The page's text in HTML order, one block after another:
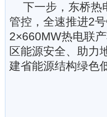
下一步，东桥热
管控，全速推进2
2×660MW热电联
区能源安全、助力
建省能源结构绿色